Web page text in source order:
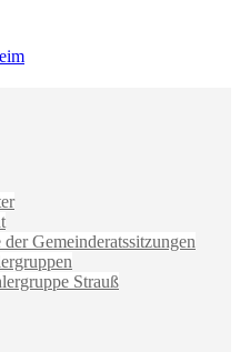
Gemeinderatssitzungen
Strauß